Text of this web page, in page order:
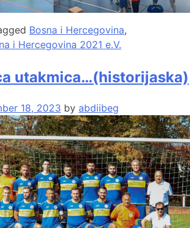
Bosna i Hercegovina,
i Hercegovina 2021 e.V.
utakmica…(historijaska)
18, 2023 by abdiibeg